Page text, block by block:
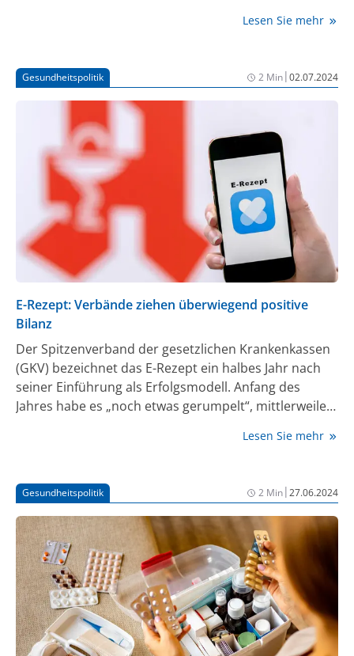
Reform von Bundesgesundheitsminister Karl
Widerstände der Apothekerschaft am 17. Juli durch
das Bundeskabinett bringen, wie er bei einem Besuch
einer Apotheke im brandenburgischen Teltow
ankündigte.
Lesen Sie mehr
Gesundheitspolitik 2 Min|02.07.2024
E-Rezept: Verbände ziehen überwiegend positive
Bilanz
Der Spitzenverband der gesetzlichen Krankenkassen
(GKV) bezeichnet das E-Rezept ein halbes Jahr nach
seiner Einführung als Erfolgsmodell. Anfang des
Jahres habe es „noch etwas gerumpelt“, mittlerweile
Digitalisierung des Gesundheitswesens gelingen
Pfeiffer, der „Neuen Osnabrücker Zeitung“.
Lesen Sie mehr
Gesundheitspolitik 2 Min|27.06.2024